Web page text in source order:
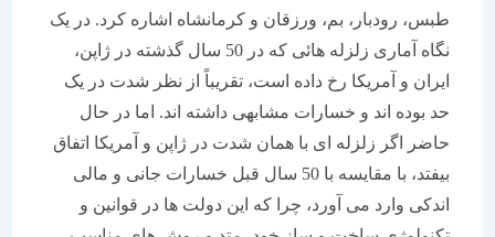
طبس، رودبار، بم، ورزقان و کرمانشاه اشاره کرد. در یک
نگاه آماری زلزله هائی که در 50 سال گذشته در ژاپن،
ایران و آمریکا رخ داده است، تقریباً از نظر شدت در یک
حد بوده اند و خسارات مشابهی داشته اند. اما در حال
حاضر اگر زلزله ای با همان شدت در ژاپن و آمریکا اتفاق
بیفتد، با مقایسه با 50 سال قبل خسارات جانی و مالی
اندکی وارد می آورد، چرا که این دولت ها در قوانین و